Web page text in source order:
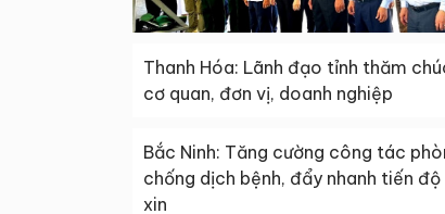
Thanh Hóa: Lãnh đạo tỉnh thăm
cơ quan, đơn vị, doanh nghiệp
Bắc Ninh: Tăng cường công tác
chống dịch bệnh, đẩy nhanh tiến
xin